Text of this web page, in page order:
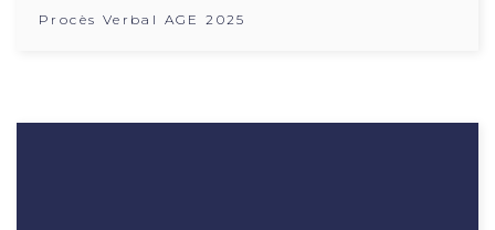
Procès Verbal AGE 2025